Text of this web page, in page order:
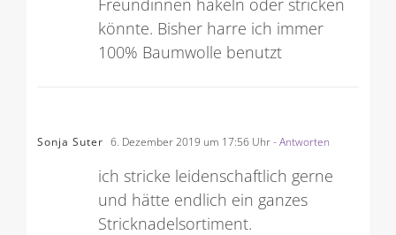
könnte. Bisher harre ich immer
100% Baumwolle benutzt
Sonja Suter 6. Dezember 2019 um 17:56 Uhr- Antworten
ich stricke leidenschaftlich gerne
und hätte endlich ein ganzes
Stricknadelsortiment.